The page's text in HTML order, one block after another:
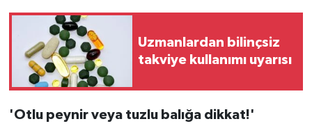
Uzmanlardan bilinçsiz
takviye kullanımı uyarısı
'Otlu peynir veya tuzlu balığa dikkat!'